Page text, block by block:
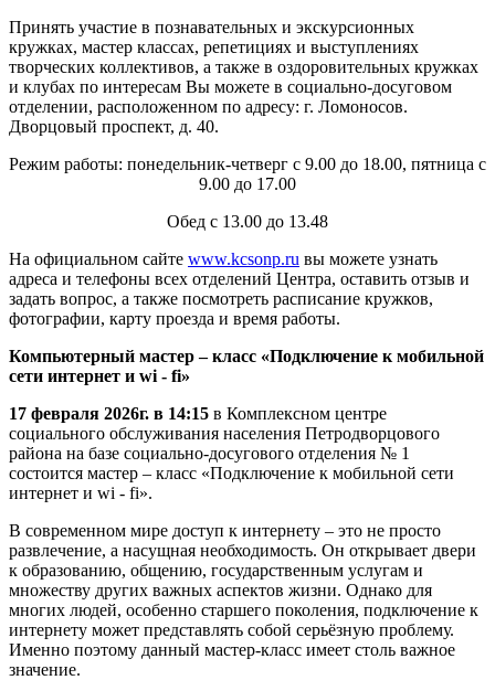
Принять участие в познавательных и экскурсионных
кружках, мастер классах, репетициях и выступлениях
творческих коллективов, а также в оздоровительных кружках
и клубах по интересам Вы можете в социально-досуговом
отделении, расположенном по адресу: г. Ломоносов.
Дворцовый проспект, д. 40.
Режим работы: понедельник-четверг с 9.00 до 18.00, пятница с
9.00 до 17.00
Обед с 13.00 до 13.48
На официальном сайте www.kcsonp.ru вы можете узнать
адреса и телефоны всех отделений Центра, оставить отзыв и
задать вопрос, а также посмотреть расписание кружков,
фотографии, карту проезда и время работы.
Компьютерный мастер – класс «Подключение к мобильной
сети интернет и wi - fi»
17 февраля 2026г. в 14:15 в Комплексном центре
социального обслуживания населения Петродворцового
района на базе социально-досугового отделения № 1
состоится мастер – класс «Подключение к мобильной сети
интернет и wi - fi».
В современном мире доступ к интернету – это не просто
развлечение, а насущная необходимость. Он открывает двери
к образованию, общению, государственным услугам и
множеству других важных аспектов жизни. Однако для
многих людей, особенно старшего поколения, подключение к
интернету может представлять собой серьёзную проблему.
Именно поэтому данный мастер-класс имеет столь важное
значение.